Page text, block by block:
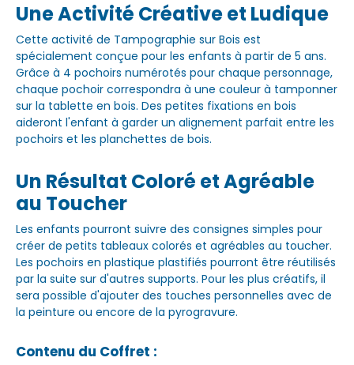
Une Activité Créative et Ludique
Cette activité de Tampographie sur Bois est
spécialement conçue pour les enfants à partir de 5 ans.
Grâce à 4 pochoirs numérotés pour chaque personnage,
chaque pochoir correspondra à une couleur à tamponner
sur la tablette en bois. Des petites fixations en bois
aideront l'enfant à garder un alignement parfait entre les
pochoirs et les planchettes de bois.
Un Résultat Coloré et Agréable
au Toucher
Les enfants pourront suivre des consignes simples pour
créer de petits tableaux colorés et agréables au toucher.
Les pochoirs en plastique plastifiés pourront être réutilisés
par la suite sur d'autres supports. Pour les plus créatifs, il
sera possible d'ajouter des touches personnelles avec de
la peinture ou encore de la pyrogravure.
Contenu du Coffret :